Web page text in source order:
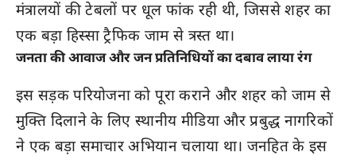
मंत्रालयों की टेबलों पर धूल फांक रही थी, जिससे शहर का
एक बड़ा हिस्सा ट्रैफिक जाम से त्रस्त था।
जनता की आवाज और जन प्रतिनिधियों का दबाव लाया रंग
इस सड़क परियोजना को पूरा कराने और शहर को जाम से
मुक्ति दिलाने के लिए स्थानीय मीडिया और प्रबुद्ध नागरिकों
ने एक बड़ा समाचार अभियान चलाया था। जनहित के इस